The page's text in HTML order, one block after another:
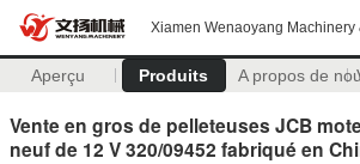
Xiamen Wenaoyang Machinery
Aperçu Produits A propos de
Vente en gros de pelleteuses JCB
neuf de 12 V 320/09452 fabriqué en